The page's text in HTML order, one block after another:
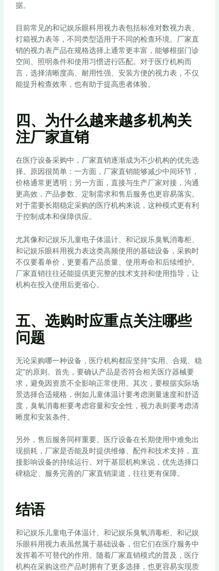
据。
目前常见的和记娱乐眼科用视力表包括标准对数视力表、
灯箱视力表等，不同类型适用于不同的检查环境。厂家直
销的视力表产品在规格选择上通常更丰富，能够根据门诊
空间、照明条件和使用习惯进行匹配。对于医疗机构而
言，选择清晰度高、耐用性强、安装方便的视力表，不仅
能提升检查效率，也有助于提高患者体验。
四、为什么越来越多机构关
注厂家直销
在医疗设备采购中，厂家直销逐渐成为不少机构的优先选
择。原因很简单：一方面，厂家直销能够减少中间环节，
价格通常更透明；另一方面，直接与生产厂家对接，沟通
更高效，产品参数、定制需求和售后服务也更容易落实。
对于需要长期稳定采购的医疗机构来说，这种模式更有利
于控制成本和保障供应。
尤其像和记娱乐儿童电子体温计、和记娱乐臭氧消毒柜、
和记娱乐眼科用视力表这类高频使用的基础设备，采购时
不仅要看单价，更要看产品质量、使用寿命和后续维护。
厂家直销往往还能提供更完整的技术支持和使用指导，让
机构在投入使用后更省心。
五、选购时应重点关注哪些
问题
无论采购哪一种设备，医疗机构都应坚持“实用、合规、稳
定”的原则。首先，要确认产品是否符合相关医疗器械要
求，避免因资质不全影响正常使用。其次，要根据实际场
景选择合适规格，例如儿童体温计要考虑测量速度和舒适
度，臭氧消毒柜要考虑容量和安全性，视力表则要考虑清
晰度和安装条件。
另外，售后服务同样重要。医疗设备在长期使用中难免出
现损耗，厂家是否能及时提供维修、配件和技术支持，直
接影响设备的持续运行。对于基层机构来说，优先选择口
碑稳定、服务完善的厂家直销渠道，往往更有保障。
结语
和记娱乐儿童电子体温计、和记娱乐臭氧消毒柜、和记娱
乐眼科用视力表虽然属于基础设备，但它们在医疗服务中
发挥着不可替代的作用。随着厂家直销模式的普及，医疗
机构在采购这些产品时拥有了更多选择，也更容易实现质